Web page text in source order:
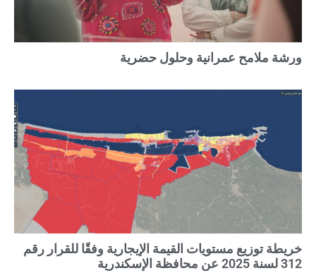
ورشة ملامح عمرانية وحلول حضرية
خريطة توزيع مستويات القيمة الإيجارية وفقًا للقرار رقم
312 لسنة 2025 عن محافظة الإسكندرية